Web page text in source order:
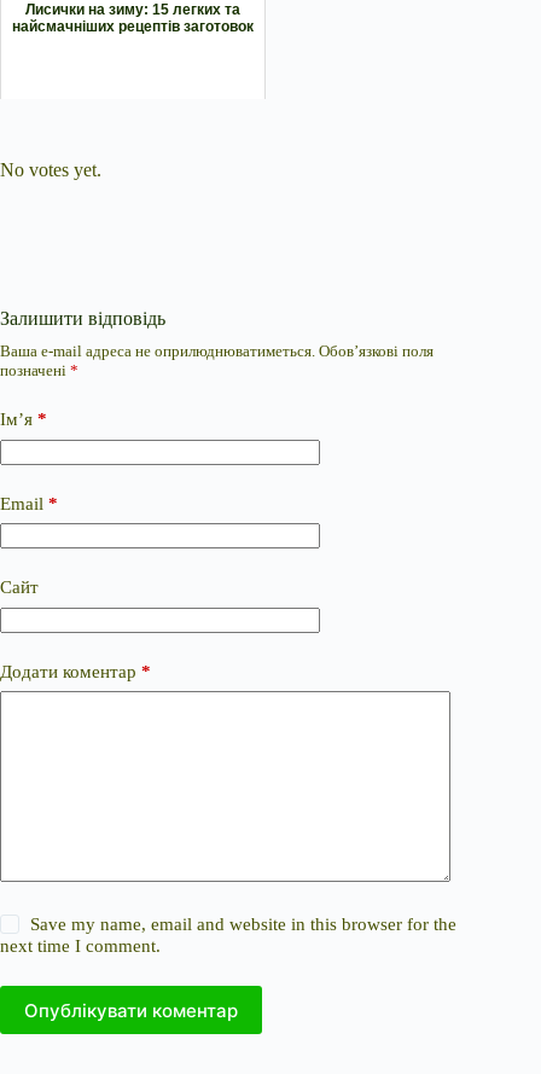
Лисички на зиму: 15 легких та
найсмачніших рецептів заготовок
No votes yet.
Залишити відповідь
Ваша e-mail адреса не оприлюднюватиметься. Обов’язкові поля
позначені *
Ім’я *
Email *
Сайт
Додати коментар *
Save my name, email and website in this browser for the
next time I comment.
Опублікувати коментар